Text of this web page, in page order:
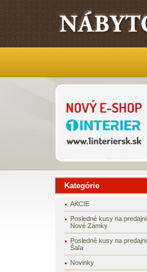
Kategórie
AKCIE
Posledné kusy na predajni
Nové Zámky
Posledné kusy na predajni
Šaľa
Novinky